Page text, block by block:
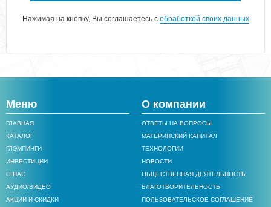
Нажимая на кнопку, Вы соглашаетесь с обработкой своих данных
Меню
ГЛАВНАЯ
КАТАЛОГ
ГЛЭМПИНГИ
ИНВЕСТИЦИИ
О НАС
АУДИО/ВИДЕО
АКЦИИ И СКИДКИ
О компании
ОТВЕТЫ НА ВОПРОСЫ
МАТЕРИНСКИЙ КАПИТАЛ
ТЕХНОЛОГИИ
НОВОСТИ
ОБЩЕСТВЕННАЯ ДЕЯТЕЛЬНОСТЬ
БЛАГОТВОРИТЕЛЬНОСТЬ
ПОЛЬЗОВАТЕЛЬСКОЕ СОГЛАШЕНИЕ